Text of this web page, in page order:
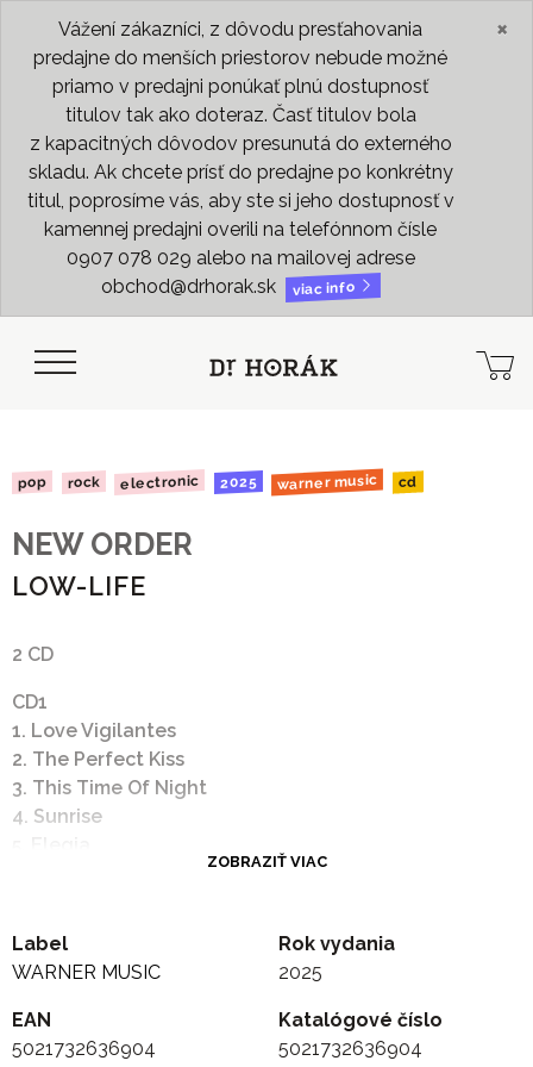
Vážení zákazníci, z dôvodu presťahovania
predajne do menších priestorov nebude možné
priamo v predajni ponúkať plnú dostupnosť
titulov tak ako doteraz. Časť titulov bola
z kapacitných dôvodov presunutá do externého
skladu. Ak chcete prísť do predajne po konkrétny
titul, poprosíme vás, aby ste si jeho dostupnosť v
kamennej predajni overili na telefónnom čísle
0907 078 029 alebo na mailovej adrese
obchod@drhorak.sk
viac info
×
pop rock electronic 2025 warner music cd
NEW ORDER
LOW-LIFE
2 CD
CD1
1. Love Vigilantes
2. The Perfect Kiss
3. This Time Of Night
4. Sunrise
6. Sooner Than You Think
8. Face Up
1. Love Vigilantes - TV Pitch Instrumental Edit
(mono)
ZOBRAZIŤ VIAC
Label
WARNER MUSIC
Rok vydania
2025
EAN
5021732636904
Katalógové číslo
5021732636904